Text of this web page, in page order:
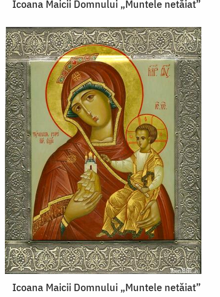
Icoana Maicii Domnului „Muntele netăiat”
Icoana Maicii Domnului „Muntele netăiat”